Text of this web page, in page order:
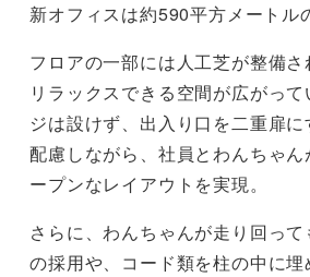
新オフィスは約590平方メートル
フロアの一部には人工芝が整備
リラックスできる空間が広がっ
ジは設けず、出入り口を二重扉
配慮しながら、社員とわんちゃ
ープンなレイアウトを実現。
さらに、わんちゃんが走り回っ
の採用や、コード類を柱の中に埋